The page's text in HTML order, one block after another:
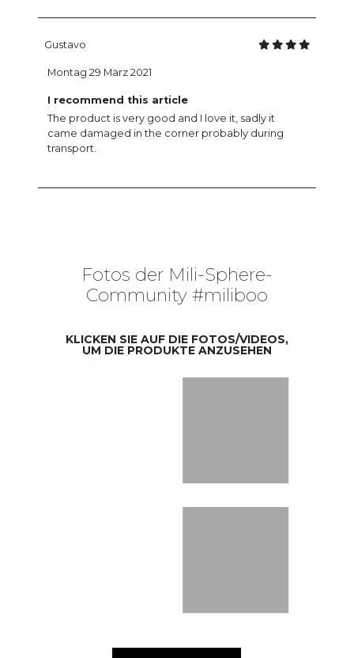
Gustavo
I recommend this article
The product is very good and I love it, sadly it
came damaged in the corner probably during
transport.
Montag 29 März 2021
Fotos der Mili-Sphere-
Community #miliboo
KLICKEN SIE AUF DIE FOTOS/VIDEOS,
UM DIE PRODUKTE ANZUSEHEN